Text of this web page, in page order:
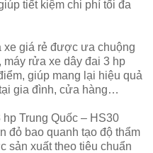
tiết kiệm chi phí tối đa
giá rẻ được ưa chuộng
rửa xe dây đai 3 hp
giúp mang lại hiệu quả
gia đình, cửa hàng…
Trung Quốc – HS30
đỏ bao quanh tạo độ thẩm
sản xuất theo tiêu chuẩn